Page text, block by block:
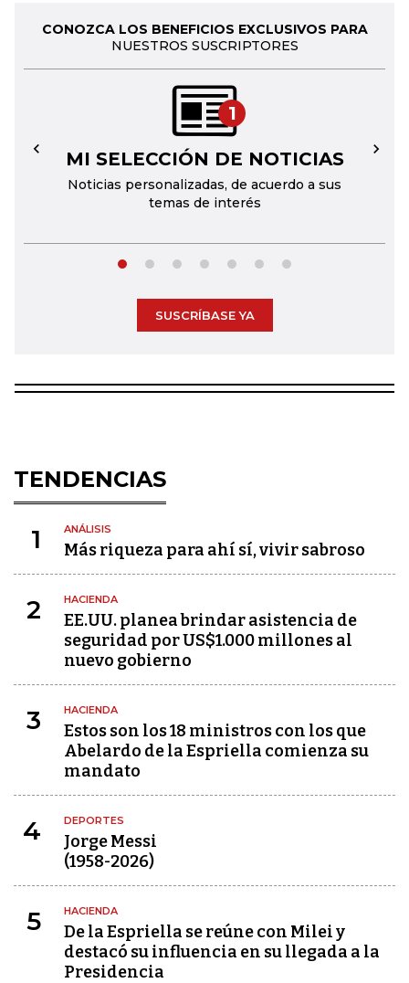
CONOZCA LOS BENEFICIOS EXCLUSIVOS PARA
NUESTROS SUSCRIPTORES
1
MI SELECCIÓN DE NOTICIAS
Noticias personalizadas, de acuerdo a sus
temas de interés
← →
SUSCRÍBASE YA
TENDENCIAS
1 ANÁLISIS
Más riqueza para ahí sí, vivir sabroso
2 HACIENDA
EE.UU. planea brindar asistencia de
seguridad por US$1.000 millones al
nuevo gobierno
3 HACIENDA
Estos son los 18 ministros con los que
Abelardo de la Espriella comienza su
mandato
4 DEPORTES
Jorge Messi
(1958-2026)
5 HACIENDA
De la Espriella se reúne con Milei y
destacó su influencia en su llegada a la
Presidencia